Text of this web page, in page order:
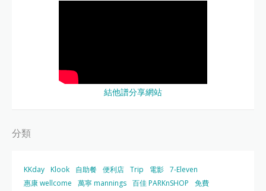
結他譜分享網站
分類
KKday Klook 自助餐 便利店 Trip 電影 7-Eleven
惠康 wellcome
萬寧 mannings 百佳 PARKnSHOP
免費